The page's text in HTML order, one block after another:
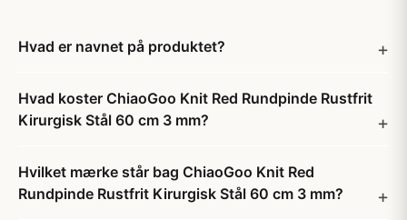
Hvad er navnet på produktet?
Hvad koster ChiaoGoo Knit Red Rundpinde Rustfrit
Kirurgisk Stål 60 cm 3 mm?
Hvilket mærke står bag ChiaoGoo Knit Red
Rundpinde Rustfrit Kirurgisk Stål 60 cm 3 mm?